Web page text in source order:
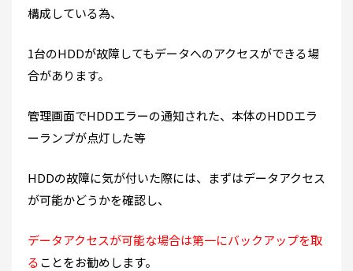
構成している為、
1台のHDDが故障してもデータへのアクセスができる場
合があります。
管理画面でHDDエラーの通知された、本体のHDDエラ
ーランプが点灯した等
HDDの故障に気が付いた際には、まずはデータアクセス
が可能かどうかを確認し、
データアクセスが可能な場合は第一にバックアップを取
ることをお勧めします。